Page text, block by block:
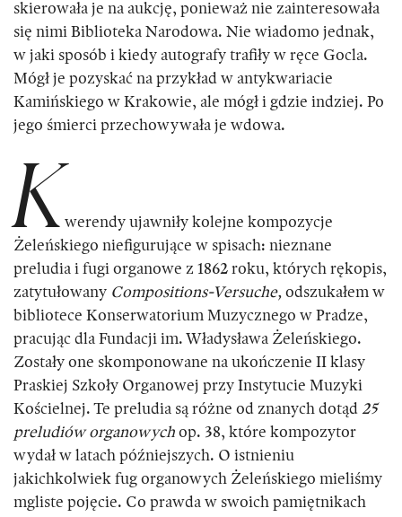
skierowała je na aukcję, ponieważ nie zainteresowała
się nimi Biblioteka Narodowa. Nie wiadomo jednak,
w jaki sposób i kiedy autografy trafiły w ręce Gocla.
Mógł je pozyskać na przykład w antykwariacie
Kamińskiego w Krakowie, ale mógł i gdzie indziej. Po
jego śmierci przechowywała je wdowa.
Kwerendy ujawniły kolejne kompozycje
Żeleńskiego niefigurujące w spisach: nieznane
preludia i fugi organowe z 1862 roku, których rękopis,
zatytułowany Compositions-Versuche, odszukałem w
bibliotece Konserwatorium Muzycznego w Pradze,
pracując dla Fundacji im. Władysława Żeleńskiego.
Zostały one skomponowane na ukończenie II klasy
Praskiej Szkoły Organowej przy Instytucie Muzyki
Kościelnej. Te preludia są różne od znanych dotąd 25
preludiów organowych op. 38, które kompozytor
wydał w latach późniejszych. O istnieniu
jakichkolwiek fug organowych Żeleńskiego mieliśmy
mgliste pojęcie. Co prawda w swoich pamiętnikach